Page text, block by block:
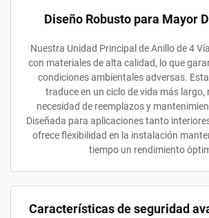
Diseño Robusto para Mayor
Nuestra Unidad Principal de Anillo de 4
con materiales de alta calidad, lo que
condiciones ambientales adversas.
traduce en un ciclo de vida más largo,
necesidad de reemplazos y
Diseñada para aplicaciones tanto
ofrece flexibilidad en la instalación
tiempo un rendimiento
Características de seguridad